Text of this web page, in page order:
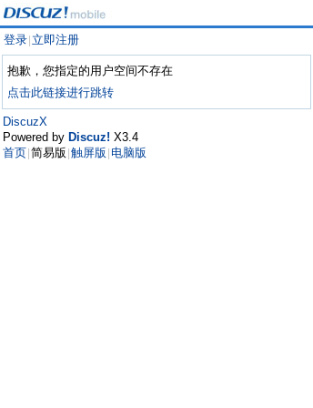
登录 立即注册
抱歉，您指定的用户空间不存在
点击此链接进行跳转
DiscuzX
Powered by Discuz! X3.4
首页 简易版 触屏版 电脑版